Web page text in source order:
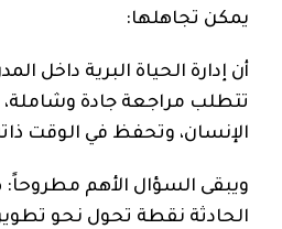
يمكن تجاهلها:
أن إدارة الحياة البرية داخل
تتطلب مراجعة جادة
الإنسان، وتحفظ في الوقت
ويبقى السؤال الأهم
الحادثة نقطة تحول نحو تطوير